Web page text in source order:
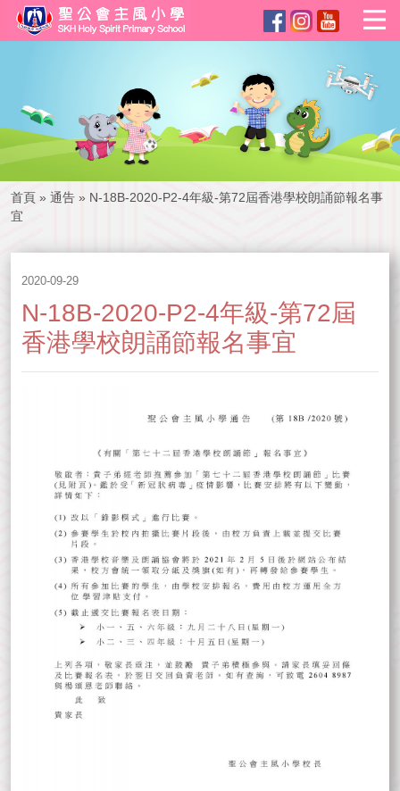
首頁 » 通告 » N-18B-2020-P2-4年級-第72屆香港學校朗誦節報名事
宜
2020-09-29
N-18B-2020-P2-4年級-第72屆
香港學校朗誦節報名事宜